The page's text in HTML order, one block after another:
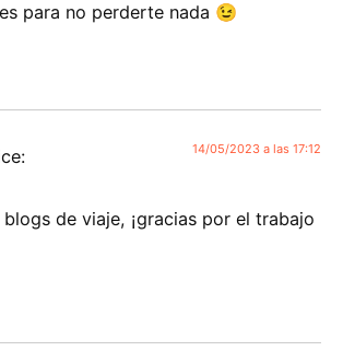
para no perderte nada 😉
14/05/2023 a las 17:12
de viaje, ¡gracias por el trabajo